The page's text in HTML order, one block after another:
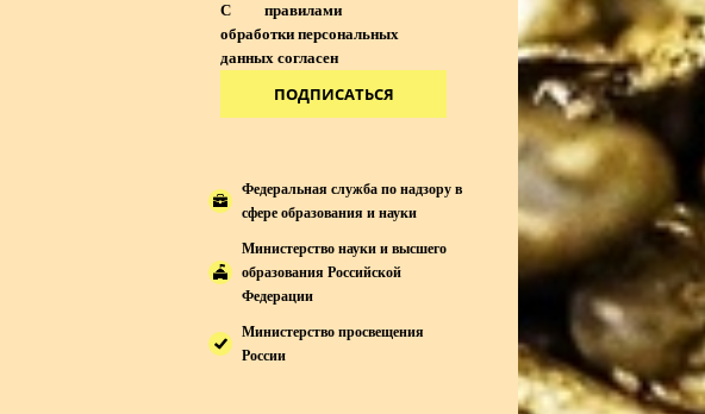
С
правилами
обработки персональных
данных согласен
ПОДПИСАТЬСЯ
Федеральная служба по надзору в
сфере образования и науки
Министерство науки и высшего
образования Российской
Федерации
Министерство просвещения
России